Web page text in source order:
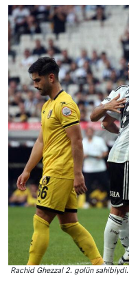
Rachid Ghezzal 2. golün sahibiydi.